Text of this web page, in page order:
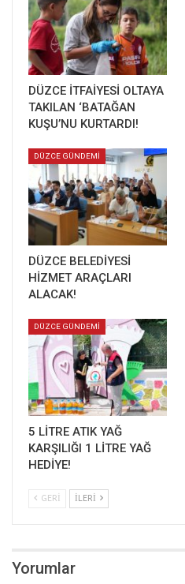
DÜZCE İTFAİYESİ OLTAYA
TAKILAN ‘BATAĞAN
KUŞU’NU KURTARDI!
DÜZCE GÜNDEMİ
DÜZCE BELEDİYESİ
HİZMET ARAÇLARI
ALACAK!
DÜZCE GÜNDEMİ
5 LİTRE ATIK YAĞ
KARŞILIĞI 1 LİTRE YAĞ
HEDİYE!
GERI İLERI
Yorumlar